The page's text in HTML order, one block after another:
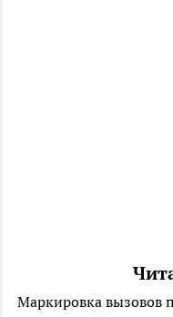
Маркировка вызовов